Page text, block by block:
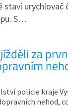
urychlovač
S…
za
policie kraje
nehod,